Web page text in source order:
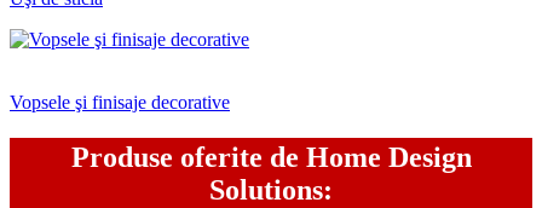
Vopsele şi finisaje decorative
Produse oferite de Home Design
Solutions: